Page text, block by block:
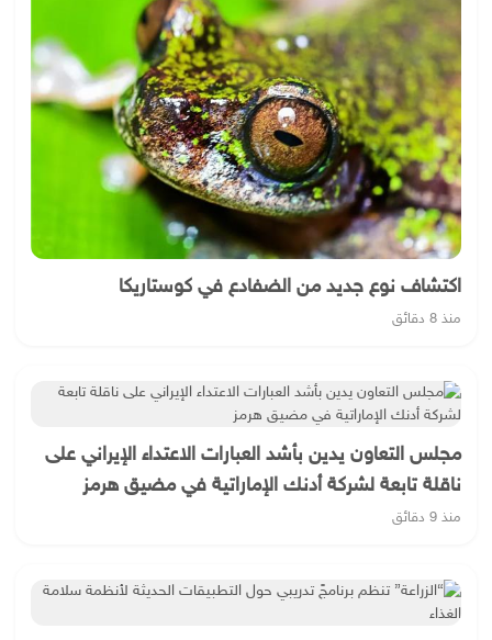
اكتشاف نوع جديد من الضفادع في كوستاريكا
منذ 8 دقائق
مجلس التعاون يدين بأشد العبارات الاعتداء الإيراني على
ناقلة تابعة لشركة أدنك الإماراتية في مضيق هرمز
منذ 9 دقائق